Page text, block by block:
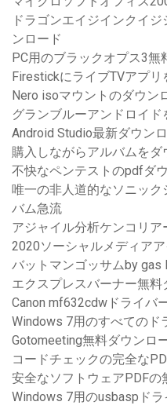
ドラゴンエイジインクイ
ンロード
PC用のブラックオプス3無
FirestickにライブTVアプ
Nero isoマウントのダウン
グランブルーアンドロイド
Android Studio最新ダウン
購入しながらアルバムを
不快なペンテストのpdfダ
唯一の非人道的なソニッ
バム急流
アジャイル分析ケンコリア
2020ソーシャルメディア
バットマンゴッサムby gas
エクスプレスバーナー無料
Canon mf632cdwドライバ
Windows 7用のすべてのド
Gotomeeting無料ダウンロ
コードチェックの完全な
安全なソフトウェアPDF
Windows 7用のusbaspド